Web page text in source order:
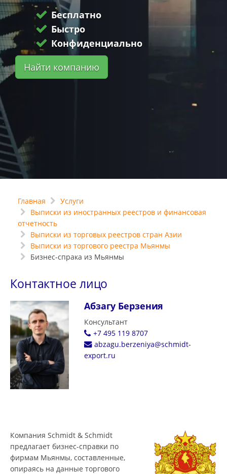
Бесплатно
Быстро
Конфиденциально
Найти компанию
Главная
Услуги
Выписки из иностранных реестров и финансовая
отчетность
Выписки из торговых реестров стран Азии
Выписки из торгового реестра Мьянмы
Бизнес-спрака из Мьянмы
Контактное лицо
Абзагу Берзения
Консультант
+7 495 119 8707
abzagu.berzeniya@schmidt-
export.ru
Компания Schmidt & Schmidt
предлагает бизнес-справки по
фирмам Мьянмы, составленные,
опираясь на данные торгового